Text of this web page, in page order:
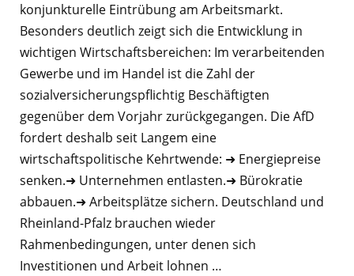
konjunkturelle Eintrübung am Arbeitsmarkt.
Besonders deutlich zeigt sich die Entwicklung in
wichtigen Wirtschaftsbereichen: Im verarbeitenden
Gewerbe und im Handel ist die Zahl der
sozialversicherungspflichtig Beschäftigten
gegenüber dem Vorjahr zurückgegangen. Die AfD
fordert deshalb seit Langem eine
wirtschaftspolitische Kehrtwende: ➜ Energiepreise
senken.➜ Unternehmen entlasten.➜ Bürokratie
abbauen.➜ Arbeitsplätze sichern. Deutschland und
Rheinland-Pfalz brauchen wieder
Rahmenbedingungen, unter denen sich
Investitionen und Arbeit lohnen …